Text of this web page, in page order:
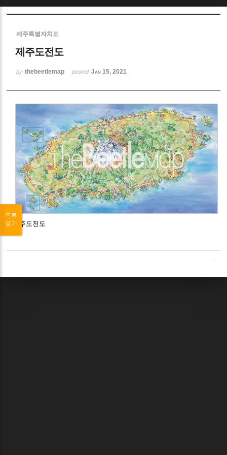
제주특별자치도
제주도전도
by thebeetlemap posted Jan 15, 2021
제주도전도
목록
열기
Sketchbook5, 스케치북5
Sketchbook5, 스케치북5